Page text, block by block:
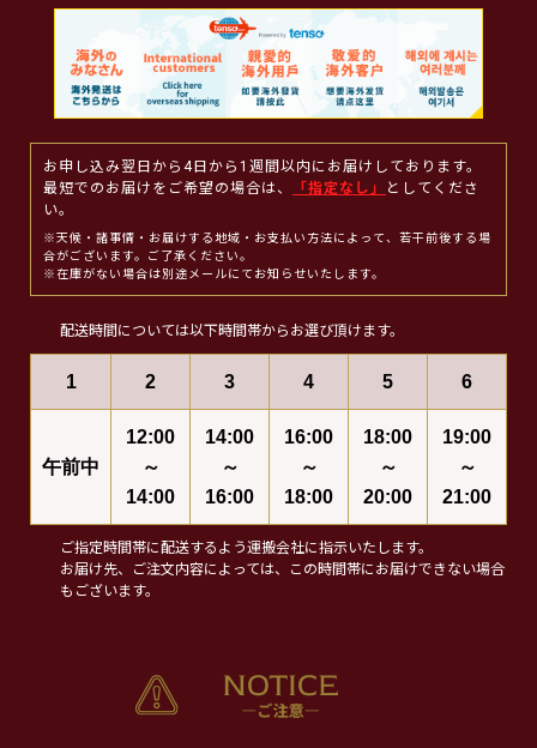
お申し込み翌日から4日から1週間以内にお届けしております。
最短でのお届けをご希望の場合は、
「指定なし」
としてくださ
い。
※天候・諸事情・お届けする地域・お支払い方法によって、若干前後する場
合がございます。ご了承ください。
※在庫がない場合は別途メールにてお知らせいたします。
配送時間については以下時間帯からお選び頂けます。
1 2 3 4 5 6
午前中
12:00
～
14:00
14:00
～
16:00
16:00
～
18:00
18:00
～
20:00
19:00
～
21:00
ご指定時間帯に配送するよう運搬会社に指示いたします。
お届け先、ご注文内容によっては、この時間帯にお届けできない場合
もございます。